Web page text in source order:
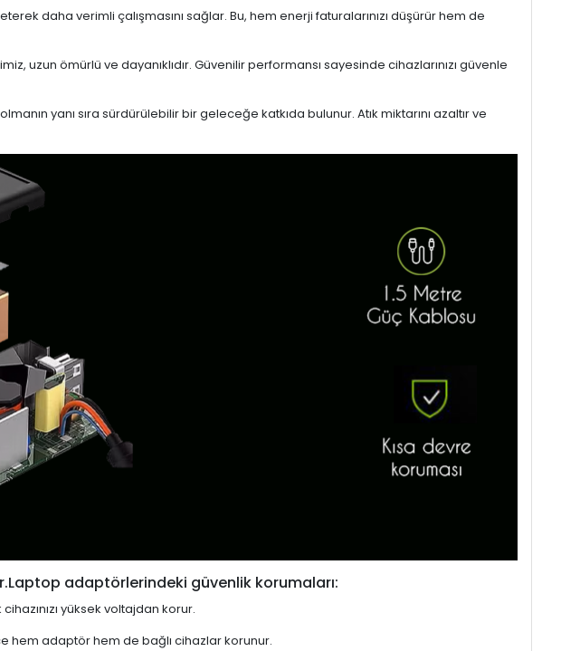
daha verimli çalışmasını sağlar. Bu, hem enerji faturalarınızı düşürür hem de
uzun ömürlü ve dayanıklıdır. Güvenilir performansı sayesinde cihazlarınızı güvenle
yanı sıra sürdürülebilir bir geleceğe katkıda bulunur. Atık miktarını azaltır ve
adaptörlerindeki güvenlik korumaları:
yüksek voltajdan korur.
hem adaptör hem de bağlı cihazlar korunur.